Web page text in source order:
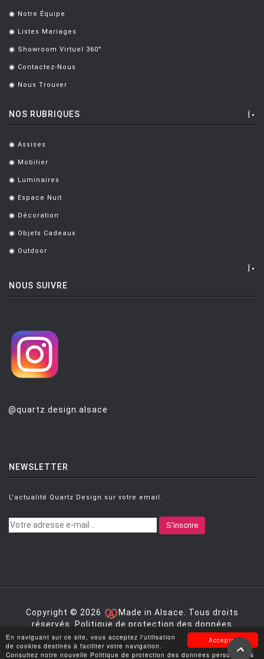
Accepter
En naviguant sur ce site, vous acceptez l'utilisation
de cookies destinés à faciliter votre navigation.
Consultez notre nouvelle Politique de protection des données personnelles
. Notre Équipe
. Listes Mariages
. Showroom Virtuel 360°
. Contactez-Nous
. Nous Trouver
NOS RUBRIQUES
. Assises
. Mobilier
. Luminaires
. Espace Nuit
. Décoration
. Objets Cadeaux
. Outdoor
NOUS SUIVRE
@quartz.design.alsace
NEWSLETTER
L'actualité Quartz Design sur votre email.
S'inscrire
Copyright © 2026
Made in Alsace. Tous droits
réservés.
Politique de protection des données
personnelles|Mentions légales|Conditions générales
de vente